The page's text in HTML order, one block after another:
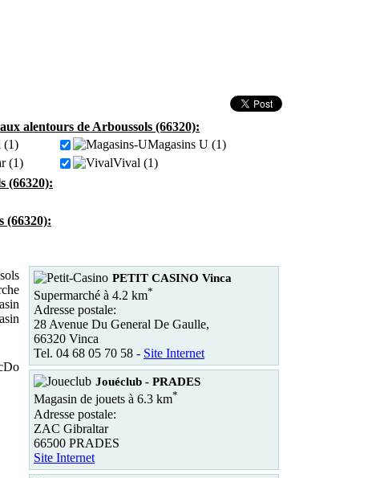
alentours de Arboussols (66320):
(1)
Magasins U (1)
(1)
Vival (1)
(66320):
(66320):
PETIT CASINO Vinca
Supermarché à 4.2 km*
Adresse postale:
28 Avenue Du General De Gaulle,
66320 Vinca
Tel. 04 68 05 70 58 - Site Internet
Jouéclub - PRADES
Magasin de jouets à 6.3 km*
Adresse postale:
ZAC Gibraltar
66500 PRADES
Site Internet